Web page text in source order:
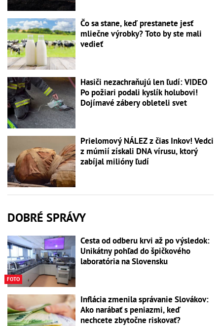
Čo sa stane, keď prestanete jesť
mliečne výrobky? Toto by ste mali
vedieť
Hasiči nezachraňujú len ľudí: VIDEO
Po požiari podali kyslík holubovi!
Dojímavé zábery obleteli svet
Prielomový NÁLEZ z čias Inkov! Vedci
z múmií získali DNA vírusu, ktorý
zabíjal milióny ľudí
DOBRÉ SPRÁVY
FOTO
Cesta od odberu krvi až po výsledok:
Unikátny pohľad do špičkového
laboratória na Slovensku
Inflácia zmenila správanie Slovákov:
Ako narábať s peniazmi, keď
nechcete zbytočne riskovať?